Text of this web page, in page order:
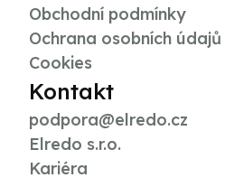
Obchodní podmínky
Ochrana osobních údajů
Cookies
Kontakt
podpora@elredo.cz
Elredo s.r.o.
Kariéra